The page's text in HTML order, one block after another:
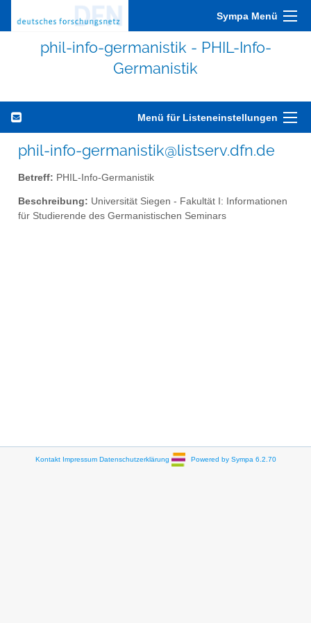
Sympa Menü
phil-info-germanistik - PHIL-Info-
Germanistik
Menü für Listeneinstellungen
phil-info-germanistik@listserv.dfn.de
Betreff: PHIL-Info-Germanistik
Beschreibung: Universität Siegen - Fakultät I: Informationen
für Studierende des Germanistischen Seminars
Kontakt Impressum Datenschutzerklärung Powered by Sympa 6.2.70